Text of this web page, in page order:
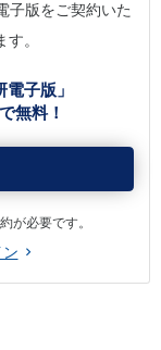
子版をご契約いた
。
子版」
無料！
が必要です。